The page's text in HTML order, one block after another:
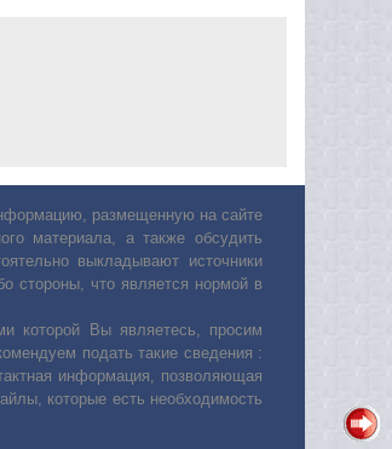
размещенную на сайте
материала, а также обсудить
выкладывают источники
стороны, что является нормой в
которой Вы являетесь, просим
подать такие сведения :
информация, позволяющая
которые есть необходимость